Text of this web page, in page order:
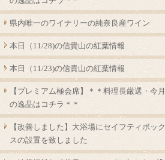
県内唯一のワイナリーの純奈良産ワイン
本日（11/28)の信貴山の紅葉情報
本日（11/23)の信貴山の紅葉情報
【プレミアム極会席】＊＊料理長厳選・今月
の逸品はコチラ＊＊
【改善しました】大浴場にセイフティボック
スの設置を致しました